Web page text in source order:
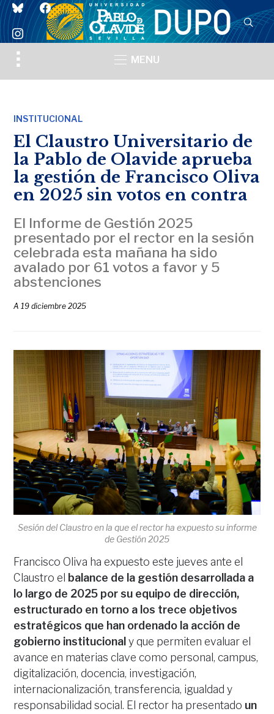
blueskyfacebook
instagram
Toggle
sidebar
MENU
INSTITUCIONAL
El Claustro Universitario de
la Pablo de Olavide aprueba
la gestión de Francisco Oliva
en 2025 sin votos en contra
El Informe de Gestión 2025
presentado por el rector en la sesión
celebrada esta mañana ha sido
avalado por 61 votos a favor y 5
abstenciones
A19 diciembre 2025
Sesión del Claustro en la que el rector ha expuesto su informe
de Gestión 2025
Francisco Oliva ha expuesto este jueves ante el
Claustro el balance de la gestión desarrollada a
lo largo de 2025 por su equipo de dirección,
estructurado en torno a los trece objetivos
estratégicos que han ordenado la acción de
gobierno institucional y que permiten evaluar el
avance en materias clave como personal, campus,
digitalización, docencia, investigación,
internacionalización, transferencia, igualdad y
responsabilidad social. El rector ha presentado un